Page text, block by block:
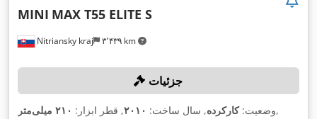
Nitriansky kraj ۳٬۴۳۹ km
MINI MAX T55 ELITE S
جزئیات
وضعیت:کارکرده, سال ساخت: ۲۰۱۰, قطر ابزار: ۲۱۰ میلی‌متر ,